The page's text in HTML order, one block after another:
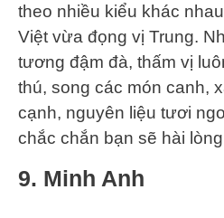
theo nhiều kiểu khác
Việt vừa đọng vị Trung.
tương đậm đà, thấm vị
thú, song các món canh,
cạnh, nguyên liệu tươi
chắc chắn bạn sẽ hài
9. Minh Anh